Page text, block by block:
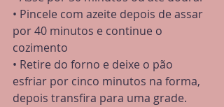
• Pincele com azeite depois de assar
por 40 minutos e continue o
cozimento
• Retire do forno e deixe o pão
esfriar por cinco minutos na forma,
depois transfira para uma grade.